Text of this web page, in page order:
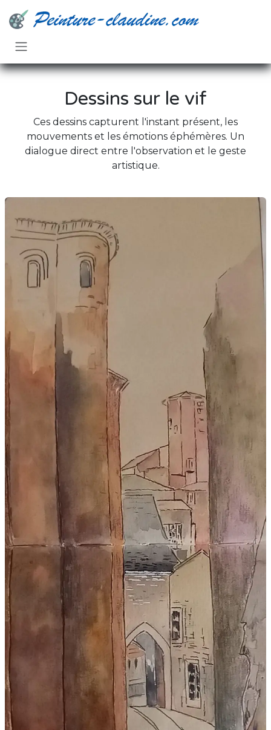
Se rendre au contenu
Dessins sur le vif
Ces dessins capturent l'instant présent, les
mouvements et les émotions éphémères. Un
dialogue direct entre l'observation et le geste
artistique.